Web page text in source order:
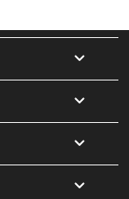
expand_more
expand_more
expand_more
expand_more